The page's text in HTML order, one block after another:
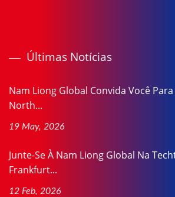
Últimas Notícias
Nam Liong Global Convida Você Para
North...
19 May, 2026
Junte-Se À Nam Liong Global Na
Frankfurt...
12 Feb, 2026